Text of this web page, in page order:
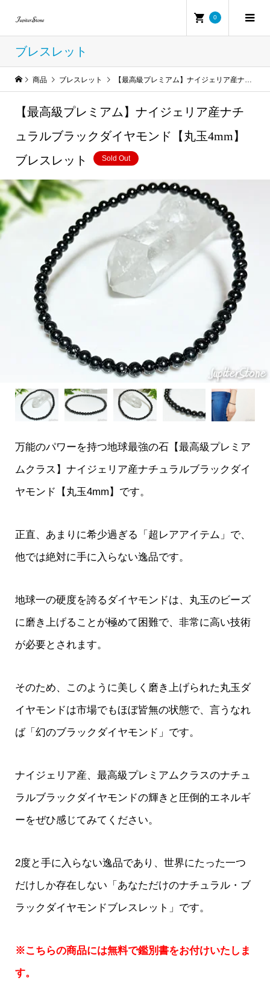
0
ブレスレット
商品 ブレスレット 【最高級プレミアム】ナイジェリア産ナチュラルブラックダイヤモンド【丸玉4mm】ブレスレット
【最高級プレミアム】ナイジェリア産ナチ
ュラルブラックダイヤモンド【丸玉4mm】
ブレスレット
Sold Out
万能のパワーを持つ地球最強の石【最高級プレミア
ムクラス】ナイジェリア産ナチュラルブラックダイ
ヤモンド【丸玉4mm】です。
正直、あまりに希少過ぎる「超レアアイテム」で、
他では絶対に手に入らない逸品です。
地球一の硬度を誇るダイヤモンドは、丸玉のビーズ
に磨き上げることが極めて困難で、非常に高い技術
が必要とされます。
そのため、このように美しく磨き上げられた丸玉ダ
イヤモンドは市場でもほぼ皆無の状態で、言うなれ
ば「幻のブラックダイヤモンド」です。
ナイジェリア産、最高級プレミアムクラスのナチュ
ラルブラックダイヤモンドの輝きと圧倒的エネルギ
ーをぜひ感じてみてください。
2度と手に入らない逸品であり、世界にたった一つ
だけしか存在しない「あなただけのナチュラル・ブ
ラックダイヤモンドブレスレット」です。
※こちらの商品には無料で鑑別書をお付けいたしま
す。